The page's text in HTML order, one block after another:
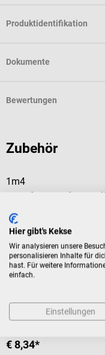
Produktidentifikation
Dokumente
Bewertungen
Zubehör
1m4
Manschetten-
Zur hygienischen
Inhalt:100 Stück(€ 0,08 /
€ 8,34*
Hier gibt's Kekse
Wir analysieren unsere
personalisieren Inhalte für
hast. Für weitere
einfach.
Einstellungen